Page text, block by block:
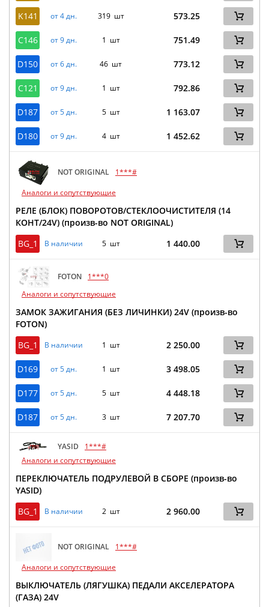
K141 от 4 дн. 319 шт 573.25
C146 от 9 дн. 1 шт 751.49
D150 от 6 дн. 46 шт 773.12
C121 от 9 дн. 1 шт 792.86
D187 от 5 дн. 5 шт 1 163.07
D180 от 9 дн. 4 шт 1 452.62
NOT ORIGINAL 1***#
Аналоги и сопутствующие
РЕЛЕ (БЛОК) ПОВОРОТОВ/СТЕКЛООЧИСТИТЕЛЯ (14
КОНТ/24V) (произв-во NOT ORIGINAL)
BG_1
В наличии 5 шт 1 440.00
FOTON
1***0
Аналоги и сопутствующие
ЗАМОК ЗАЖИГАНИЯ (БЕЗ ЛИЧИНКИ) 24V (произв-во
FOTON)
BG_1
В наличии 1 шт 2 250.00
D169 от 5 дн. 1 шт 3 498.05
D177 от 5 дн. 5 шт 4 448.18
D187 от 5 дн. 3 шт 7 207.70
YASID
1***#
Аналоги и сопутствующие
ПЕРЕКЛЮЧАТЕЛЬ ПОДРУЛЕВОЙ В СБОРЕ (произв-во
YASID)
BG_1
В наличии 2 шт 2 960.00
NOT ORIGINAL
1***#
Аналоги и сопутствующие
ВЫКЛЮЧАТЕЛЬ (ЛЯГУШКА) ПЕДАЛИ АКСЕЛЕРАТОРА
(ГАЗА) 24V